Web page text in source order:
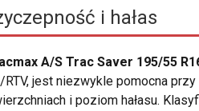
i hałas
A/S Trac Saver 195/55
jest niezwykle pomocna
i poziom hałasu.